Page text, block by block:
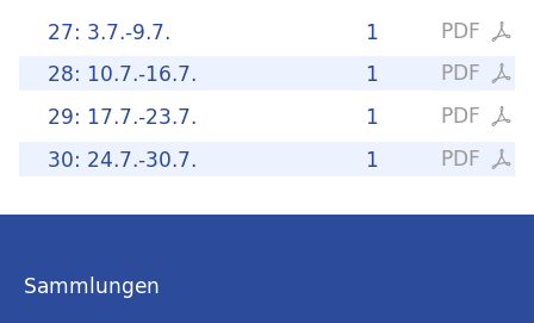
PDF
1
27: 3.7.-9.7.
PDF
1
28: 10.7.-16.7.
PDF
1
29: 17.7.-23.7.
PDF
1
30: 24.7.-30.7.
Sammlungen